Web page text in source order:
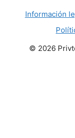
Información
© 2026